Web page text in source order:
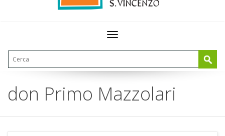
Toggle
don Primo Mazzolari